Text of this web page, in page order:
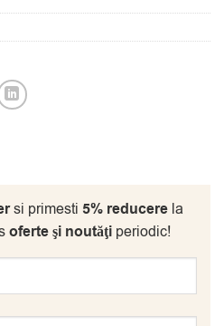
si primesti 5% reducere la
oferte şi noutăţiperiodic!